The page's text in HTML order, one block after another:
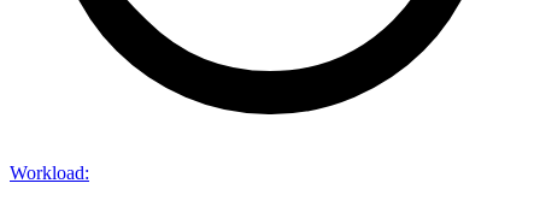
Workload: